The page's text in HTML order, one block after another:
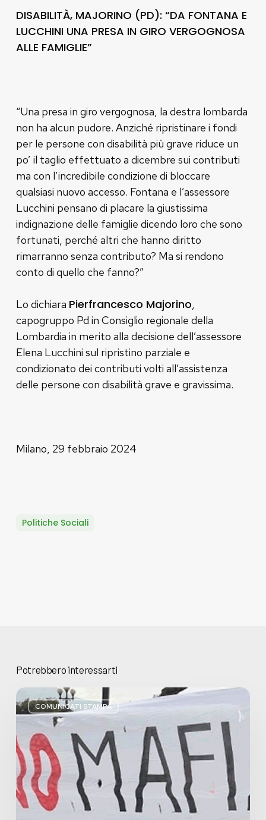
DISABILITÀ, MAJORINO (PD): “DA FONTANA E
LUCCHINI UNA PRESA IN GIRO VERGOGNOSA
ALLE FAMIGLIE”
“Una presa in giro vergognosa, la destra lombarda
non ha alcun pudore. Anziché ripristinare i fondi
per le persone con disabilità più grave riduce un
po’ il taglio effettuato a dicembre sui contributi
ma con l’incredibile condizione di bloccare
qualsiasi nuovo accesso. Fontana e l’assessore
Lucchini pensano di placare la giustissima
indignazione delle famiglie dicendo loro che sono
fortunati, perché altri che hanno diritto
rimarranno senza contributo? Ma si rendono
conto di quello che fanno?”
Lo dichiara Pierfrancesco Majorino,
capogruppo Pd in Consiglio regionale della
Lombardia in merito alla decisione dell’assessore
Elena Lucchini sul ripristino parziale e
condizionato dei contributi volti all’assistenza
delle persone con disabilità grave e gravissima.
Milano, 29 febbraio 2024
Politiche Sociali
Potrebbero interessarti
COMUNICATI STAMPA
Basta
bugie,
Regione
Lombardia
pratica
l’antimafia
solo
a
parole